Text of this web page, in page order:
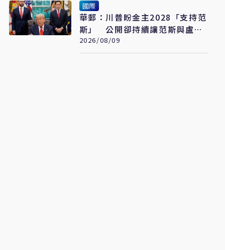
國際
華郵：川普盼金主2028「支持范
斯」 公開卻持續讓范斯與盧比
奧較勁接班
2026/08/09